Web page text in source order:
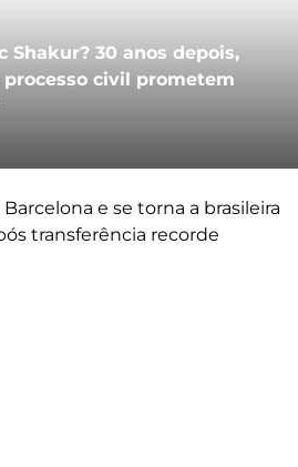
Shakur? 30 anos depois,
civil prometem